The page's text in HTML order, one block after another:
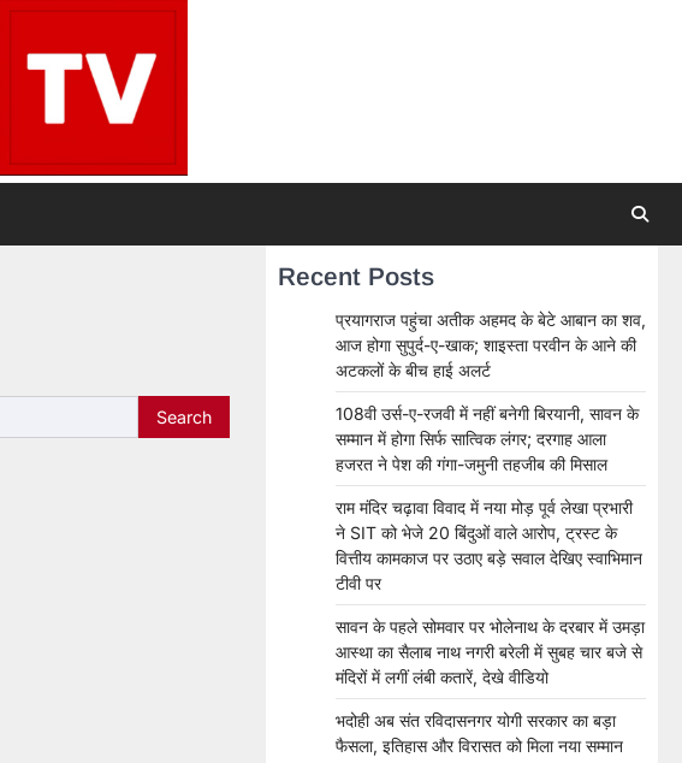
Recent Posts
प्रयागराज पहुंचा अतीक अहमद के बेटे आबान का शव,
आज होगा सुपुर्द-ए-खाक; शाइस्ता परवीन के आने की
अटकलों के बीच हाई अलर्ट
108वी उर्स-ए-रजवी में नहीं बनेगी बिरयानी, सावन के
सम्मान में होगा सिर्फ सात्विक लंगर; दरगाह आला
हजरत ने पेश की गंगा-जमुनी तहजीब की मिसाल
राम मंदिर चढ़ावा विवाद में नया मोड़ पूर्व लेखा प्रभारी
ने SIT को भेजे 20 बिंदुओं वाले आरोप, ट्रस्ट के
वित्तीय कामकाज पर उठाए बड़े सवाल देखिए स्वाभिमान
टीवी पर
सावन के पहले सोमवार पर भोलेनाथ के दरबार में उमड़ा
आस्था का सैलाब नाथ नगरी बरेली में सुबह चार बजे से
मंदिरों में लगीं लंबी कतारें, देखे वीडियो
भदोही अब संत रविदासनगर योगी सरकार का बड़ा
फैसला, इतिहास और विरासत को मिला नया सम्मान